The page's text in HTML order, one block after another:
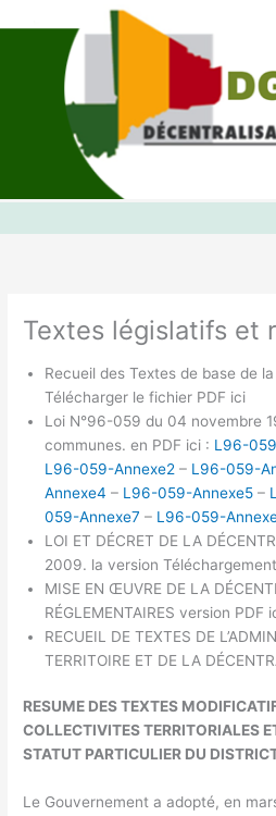
au
Textes législatifs et
Recueil des Textes de base de
Télécharger le fichier PDF ici
Loi N°96-059 du 04 novembre
communes. en PDF ici : L96-059
L96-059-Annexe2 – L96-059-
Annexe4 – L96-059-Annexe5 –
059-Annexe7 – L96-059-
LOI ET DÉCRET DE LA
2009. la version
MISE EN ŒUVRE DE LA
RÉGLEMENTAIRES version PDF
RECUEIL DE TEXTES DE
TERRITOIRE ET DE LA
RESUME DES TEXTES
COLLECTIVITES TERRITORIALES
STATUT PARTICULIER DU
Le Gouvernement a adopté, en